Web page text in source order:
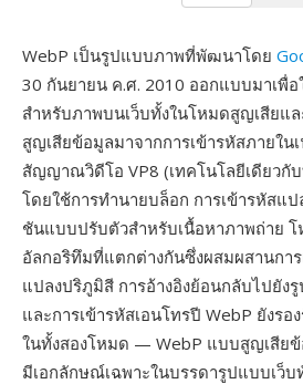
WebP เป็นรูปแบบภาพที่พัฒนาโดย
30 กันยายน ค.ศ. 2010 ออกแบบมาเพื่
สำหรับภาพบนเว็บทั้งในโหมดสูญเสียแ
สูญเสียข้อมูลมาจากการเข้ารหัสภายใน
สัญญาณวิดีโอ VP8 (เทคโนโลยีเดียวกั
โดยใช้การทำนายบล็อก การเข้ารหัสแ
ชันแบบปรับตัวสำหรับเนื้อหาภาพถ่าย
อัลกอริทึมที่แตกต่างกันซึ่งผสมผสานกา
แปลงปริภูมิสี การอ้างอิงย้อนกลับไปยัง
และการเข้ารหัสเอนโทรปี WebP ยังรอ
ในทั้งสองโหมด — WebP แบบสูญเสีย
มีเอกลักษณ์เฉพาะในบรรดารูปแบบเว็บ